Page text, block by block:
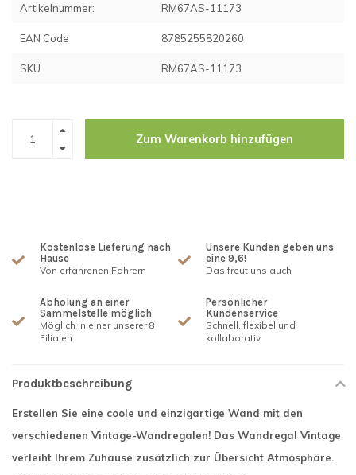
Artikelnummer: RM67AS-11173
EAN Code 8785255820260
SKU RM67AS-11173
Zum Warenkorb hinzufügen
Kostenlose Lieferung nach
Hause
Von erfahrenen Fahrern
Unsere Kunden geben uns
eine 9,6!
Das freut uns auch
Abholung an einer
Sammelstelle möglich
Möglich in einer unserer 8
Filialen
Persönlicher
Kundenservice
Schnell, flexibel und
kollaborativ
Produktbeschreibung
Erstellen Sie eine coole und einzigartige Wand mit den
verschiedenen Vintage-Wandregalen! Das Wandregal Vintage
verleiht Ihrem Zuhause zusätzlich zur Übersicht Atmosphäre.